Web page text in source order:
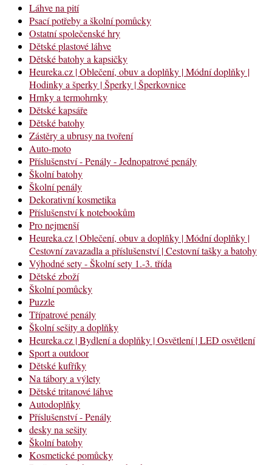
Láhve na pití
Psací potřeby a školní pomůcky
Ostatní společenské hry
Dětské plastové láhve
Dětské batohy a kapsičky
Heureka.cz | Oblečení, obuv a doplňky | Módní doplňky |
Hodinky a šperky | Šperky | Šperkovnice
Hrnky a termohrnky
Dětské kapsáře
Dětské batohy
Zástěry a ubrusy na tvoření
Auto-moto
Příslušenství - Penály - Jednopatrové penály
Školní batohy
Školní penály
Dekorativní kosmetika
Příslušenství k notebookům
Pro nejmenší
Heureka.cz | Oblečení, obuv a doplňky | Módní doplňky |
Cestovní zavazadla a příslušenství | Cestovní tašky a batohy
Výhodné sety - Školní sety 1.-3. třída
Dětské zboží
Školní pomůcky
Puzzle
Třípatrové penály
Školní sešity a doplňky
Heureka.cz | Bydlení a doplňky | Osvětlení | LED osvětlení
Sport a outdoor
Dětské kufříky
Na tábory a výlety
Dětské tritanové láhve
Autodoplňky
Příslušenství - Penály
desky na sešity
Školní batohy
Kosmetické pomůcky